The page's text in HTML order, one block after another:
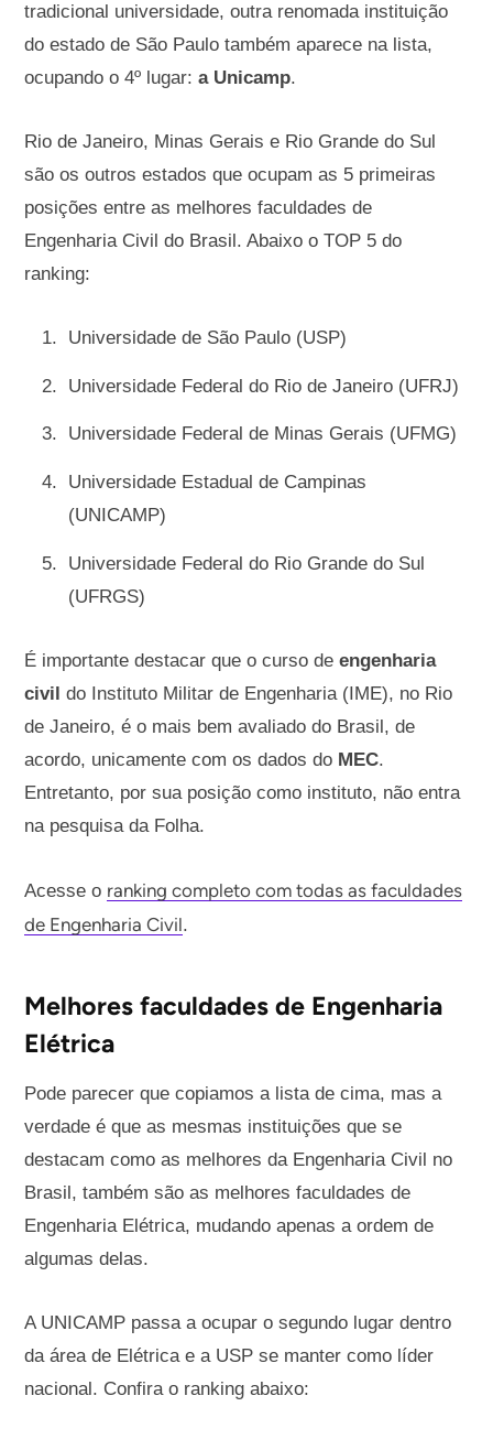
tradicional universidade, outra renomada instituição
do estado de São Paulo também aparece na lista,
ocupando o 4º lugar: a Unicamp.
Rio de Janeiro, Minas Gerais e Rio Grande do Sul
são os outros estados que ocupam as 5 primeiras
posições entre as melhores faculdades de
Engenharia Civil do Brasil. Abaixo o TOP 5 do
ranking:
Universidade de São Paulo (USP)
Universidade Federal do Rio de Janeiro (UFRJ)
Universidade Federal de Minas Gerais (UFMG)
Universidade Estadual de Campinas
(UNICAMP)
Universidade Federal do Rio Grande do Sul
(UFRGS)
É importante destacar que o curso de engenharia
civil do Instituto Militar de Engenharia (IME), no Rio
de Janeiro, é o mais bem avaliado do Brasil, de
acordo, unicamente com os dados do MEC.
Entretanto, por sua posição como instituto, não entra
na pesquisa da Folha.
Acesse o ranking completo com todas as faculdades
de Engenharia Civil.
Melhores faculdades de Engenharia
Elétrica
Pode parecer que copiamos a lista de cima, mas a
verdade é que as mesmas instituições que se
destacam como as melhores da Engenharia Civil no
Brasil, também são as melhores faculdades de
Engenharia Elétrica, mudando apenas a ordem de
algumas delas.
A UNICAMP passa a ocupar o segundo lugar dentro
da área de Elétrica e a USP se manter como líder
nacional. Confira o ranking abaixo: